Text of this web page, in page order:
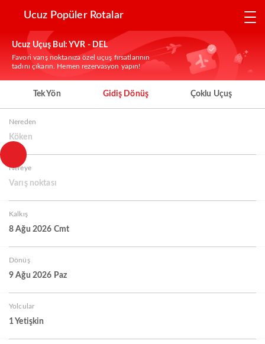
Ucuz Popüler Rotalar
Ucuz Uçuş Bul: YVR - DEL
Favori varış noktanıza özel uçuş fırsatlarının
tadını çıkarın. Hemen rezervasyon yapın!
Tek Yön Gidiş Dönüş Çoklu Uçuş
Nereden
Köken
Nereye
Varış noktası
Kalkış
8 Ağu 2026 Cmt
Dönüş
9 Ağu 2026 Paz
Yolcular
1 Yetişkin